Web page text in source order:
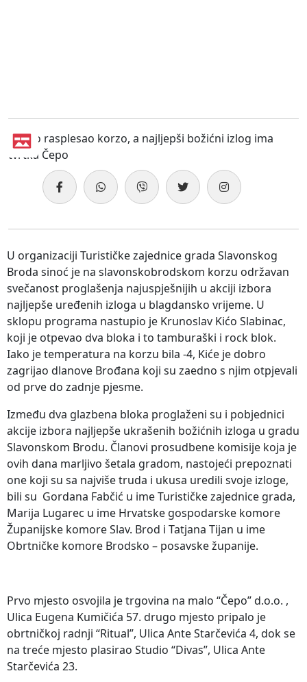
U organizaciji Turističke zajednice grada Slavonskog
Broda sinoć je na slavonskobrodskom korzu održavan
svečanost proglašenja najuspješnijih u akciji izbora
najljepše uređenih izloga u blagdansko vrijeme. U
sklopu programa nastupio je Krunoslav Kićo Slabinac,
koji je otpevao dva bloka i to tamburaški i rock blok.
Iako je temperatura na korzu bila -4, Kiće je dobro
zagrijao dlanove Brođana koji su zaedno s njim otpjevali
od prve do zadnje pjesme.
Između dva glazbena bloka proglaženi su i pobjednici
akcije izbora najljepše ukrašenih božićnih izloga u gradu
Slavonskom Brodu. Članovi prosudbene komisije koja je
ovih dana marljivo šetala gradom, nastojeći prepoznati
one koji su sa najviše truda i ukusa uredili svoje izloge,
bili su Gordana Fabčić u ime Turističke zajednice grada,
Marija Lugarec u ime Hrvatske gospodarske komore
Županijske komore Slav. Brod i Tatjana Tijan u ime
Obrtničke komore Brodsko – posavske županije.
Prvo mjesto osvojila je trgovina na malo “Čepo” d.o.o. ,
Ulica Eugena Kumičića 57. drugo mjesto pripalo je
obrtničkoj radnji “Ritual”, Ulica Ante Starčevića 4, dok se
na treće mjesto plasirao Studio “Divas”, Ulica Ante
Starčevića 23.